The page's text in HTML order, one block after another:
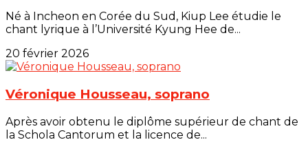
Né à Incheon en Corée du Sud, Kiup Lee étudie le
chant lyrique à l’Université Kyung Hee de...
20 février 2026
Véronique Housseau, soprano
Après avoir obtenu le diplôme supérieur de chant de
la Schola Cantorum et la licence de...